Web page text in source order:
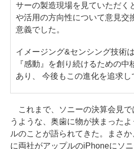
サーの製造現場を見ていただく
や活用の方向性について意見交
意義でした。
イメージング&センシング技術
『感動』を創り続けるための
あり、 今後もこの進化を追求し
これまで、ソニーの決算会見で
うような、奥歯に物が挟まった
ルのことが語られてきた。まさ
に両社がアップルのiPhoneにソ